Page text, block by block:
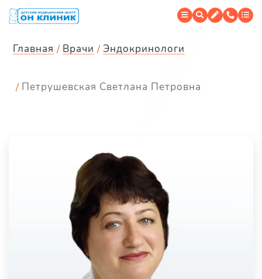
Главная Врачи Эндокринологи
Петрушевская Светлана Петровна